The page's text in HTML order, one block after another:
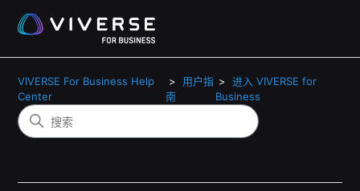
VIVERSE For Business Help
Center
用户指
南
进入 VIVERSE for
Business